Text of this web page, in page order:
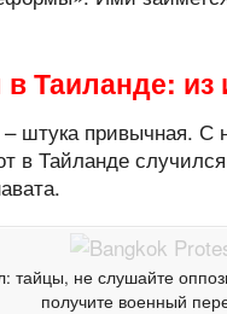
Таиланде: из
штука привычная. С
Тайланде случился
тайцы, не слушайте
получите военный